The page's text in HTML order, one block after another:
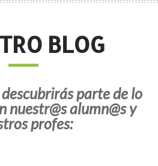
BLOG
parte de lo
nuestr@s alumn@s y
profes: